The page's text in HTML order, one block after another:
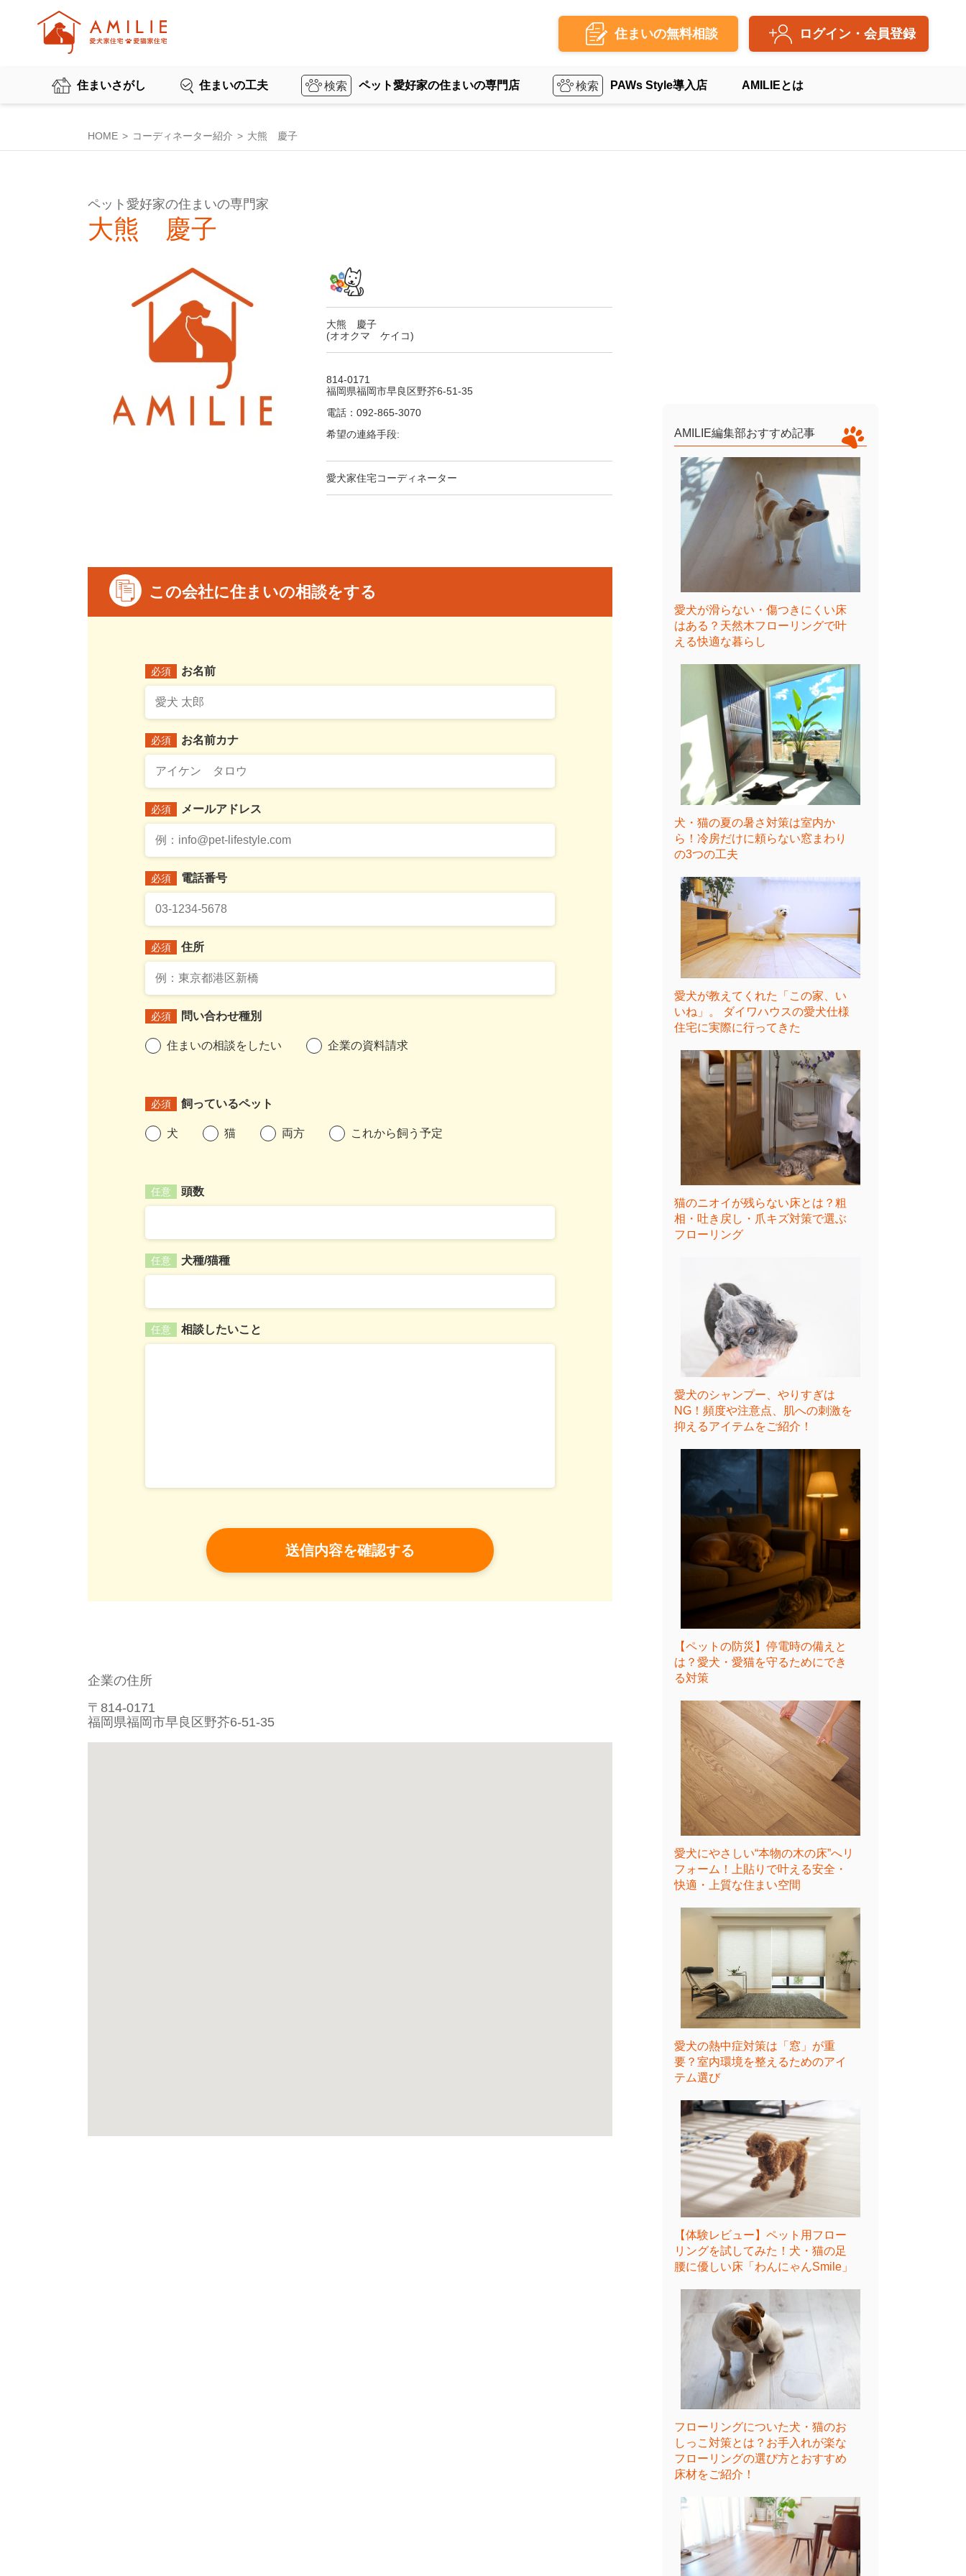
住まいの無料相談 ログイン・会員登録
住まいさがし 住まいの工夫 ペット愛好家の住まいの専門店 PAWs Style導入店 AMILIEとは
HOME コーディネーター紹介 大熊 慶子
ペット愛好家の住まいの専門家
大熊 慶子
大熊 慶子
(オオクマ ケイコ)
814-0171
福岡県福岡市早良区野芥6-51-35
電話：092-865-3070
希望の連絡手段:
愛犬家住宅コーディネーター
この会社に住まいの相談をする
必須 お名前
必須 お名前カナ
必須 メールアドレス
必須 電話番号
必須 住所
必須 問い合わせ種別
住まいの相談をしたい 企業の資料請求
必須 飼っているペット
犬 猫 両方 これから飼う予定
任意 頭数
任意 犬種/猫種
任意 相談したいこと
企業の住所
〒814-0171
福岡県福岡市早良区野芥6-51-35
AMILIE編集部おすすめ記事
愛犬が滑らない・傷つきにくい床
はある？天然木フローリングで叶
える快適な暮らし
犬・猫の夏の暑さ対策は室内か
ら！冷房だけに頼らない窓まわり
の3つの工夫
愛犬が教えてくれた「この家、い
いね」。 ダイワハウスの愛犬仕様
住宅に実際に行ってきた
猫のニオイが残らない床とは？粗
相・吐き戻し・爪キズ対策で選ぶ
フローリング
愛犬のシャンプー、やりすぎは
NG！頻度や注意点、肌への刺激を
抑えるアイテムをご紹介！
【ペットの防災】停電時の備えと
は？愛犬・愛猫を守るためにでき
る対策
愛犬にやさしい“本物の木の床”へリ
フォーム！上貼りで叶える安全・
快適・上質な住まい空間
愛犬の熱中症対策は「窓」が重
要？室内環境を整えるためのアイ
テム選び
【体験レビュー】ペット用フロー
リングを試してみた！犬・猫の足
腰に優しい床「わんにゃんSmile」
フローリングについた犬・猫のお
しっこ対策とは？お手入れが楽な
フローリングの選び方とおすすめ
床材をご紹介！